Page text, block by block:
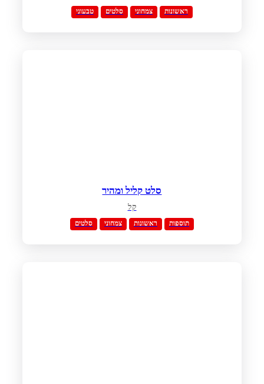
טבעוני סלטים צמחוני ראשונות
סלט קליל ומהיר
קל
סלטים צמחוני ראשונות תוספות